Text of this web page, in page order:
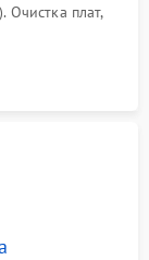
Очистка плат,
замыканий.